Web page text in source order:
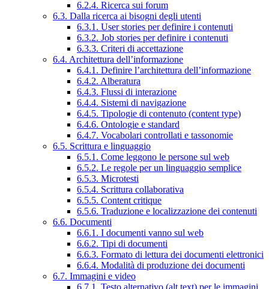
6.2.4. Ricerca sui forum
6.3. Dalla ricerca ai bisogni degli utenti
6.3.1. User stories per definire i contenuti
6.3.2. Job stories per definire i contenuti
6.3.3. Criteri di accettazione
6.4. Architettura dell’informazione
6.4.1. Definire l’architettura dell’informazione
6.4.2. Alberatura
6.4.3. Flussi di interazione
6.4.4. Sistemi di navigazione
6.4.5. Tipologie di contenuto (content type)
6.4.6. Ontologie e standard
6.4.7. Vocabolari controllati e tassonomie
6.5. Scrittura e linguaggio
6.5.1. Come leggono le persone sul web
6.5.2. Le regole per un linguaggio semplice
6.5.3. Microtesti
6.5.4. Scrittura collaborativa
6.5.5. Content critique
6.5.6. Traduzione e localizzazione dei contenuti
6.6. Documenti
6.6.1. I documenti vanno sul web
6.6.2. Tipi di documenti
6.6.3. Formato di lettura dei documenti elettronici
6.6.4. Modalità di produzione dei documenti
6.7. Immagini e video
6.7.1. Testo alternativo (alt text) per le immagini